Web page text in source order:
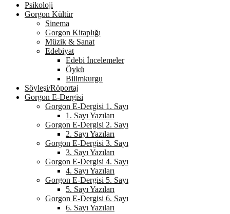
Psikoloji
Gorgon Kültür
Sinema
Gorgon Kitaplığı
Müzik & Sanat
Edebiyat
Edebi İncelemeler
Öykü
Bilimkurgu
Söyleşi/Röportaj
Gorgon E-Dergisi
Gorgon E-Dergisi 1. Sayı
1. Sayı Yazıları
Gorgon E-Dergisi 2. Sayı
2. Sayı Yazıları
Gorgon E-Dergisi 3. Sayı
3. Sayı Yazıları
Gorgon E-Dergisi 4. Sayı
4. Sayı Yazıları
Gorgon E-Dergisi 5. Sayı
5. Sayı Yazıları
Gorgon E-Dergisi 6. Sayı
6. Sayı Yazıları